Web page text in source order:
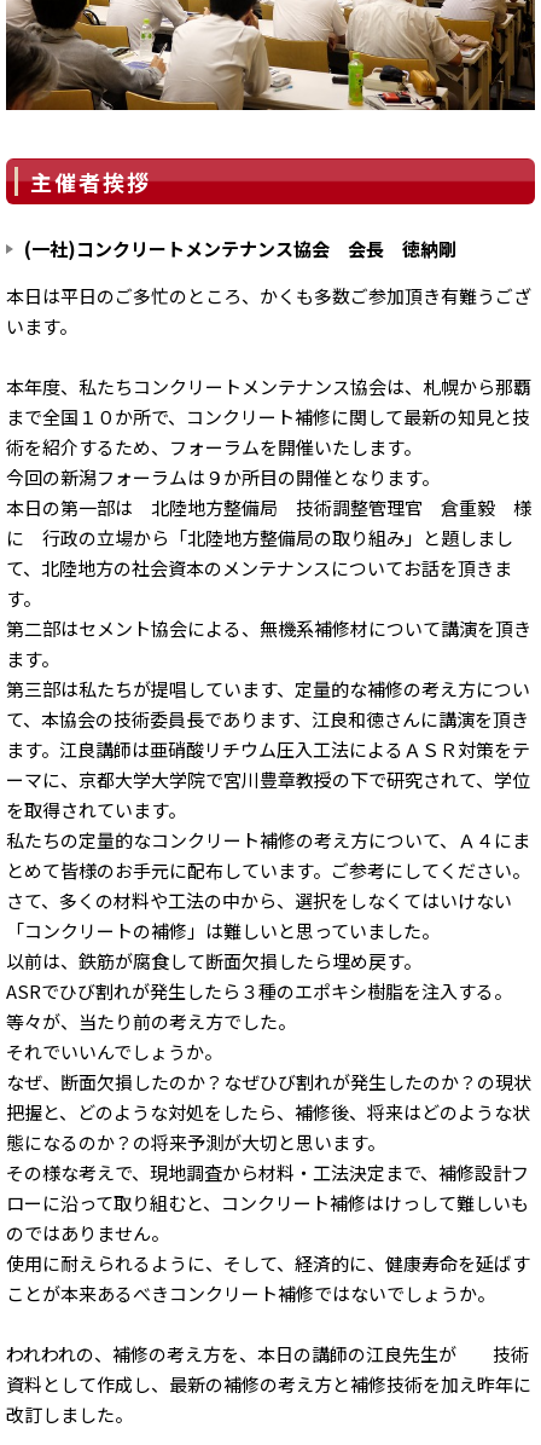
主催者挨拶
(一社)コンクリートメンテナンス協会 会長 徳納剛
本日は平日のご多忙のところ、かくも多数ご参加頂き有難うござ
います。
本年度、私たちコンクリートメンテナンス協会は、札幌から那覇
まで全国１０か所で、コンクリート補修に関して最新の知見と技
術を紹介するため、フォーラムを開催いたします。
今回の新潟フォーラムは９か所目の開催となります。
本日の第一部は 北陸地方整備局 技術調整管理官 倉重毅 様
に 行政の立場から「北陸地方整備局の取り組み」と題しまし
て、北陸地方の社会資本のメンテナンスについてお話を頂きま
す。
第二部はセメント協会による、無機系補修材について講演を頂き
ます。
第三部は私たちが提唱しています、定量的な補修の考え方につい
て、本協会の技術委員長であります、江良和徳さんに講演を頂き
ます。江良講師は亜硝酸リチウム圧入工法によるＡＳＲ対策をテ
ーマに、京都大学大学院で宮川豊章教授の下で研究されて、学位
を取得されています。
私たちの定量的なコンクリート補修の考え方について、Ａ４にま
とめて皆様のお手元に配布しています。ご参考にしてください。
さて、多くの材料や工法の中から、選択をしなくてはいけない
「コンクリートの補修」は難しいと思っていました。
以前は、鉄筋が腐食して断面欠損したら埋め戻す。
ASRでひび割れが発生したら３種のエポキシ樹脂を注入する。
等々が、当たり前の考え方でした。
それでいいんでしょうか。
なぜ、断面欠損したのか？なぜひび割れが発生したのか？の現状
把握と、どのような対処をしたら、補修後、将来はどのような状
態になるのか？の将来予測が大切と思います。
その様な考えで、現地調査から材料・工法決定まで、補修設計フ
ローに沿って取り組むと、コンクリート補修はけっして難しいも
のではありません。
使用に耐えられるように、そして、経済的に、健康寿命を延ばす
ことが本来あるべきコンクリート補修ではないでしょうか。
われわれの、補修の考え方を、本日の講師の江良先生が 技術
資料として作成し、最新の補修の考え方と補修技術を加え昨年に
改訂しました。